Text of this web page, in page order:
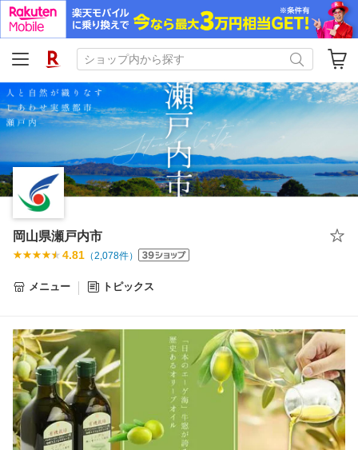
岡山県瀬戸内市
4.81 （2,078件）
メニュー トピックス